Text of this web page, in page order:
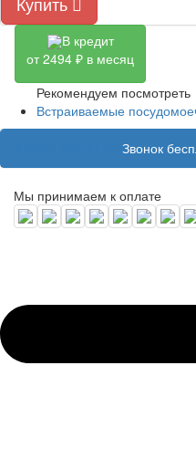
В кредит
от 2494 ₽ в месяц
Рекомендуем посмотреть
Встраиваемые
Звонок
Мы принимаем к оплате